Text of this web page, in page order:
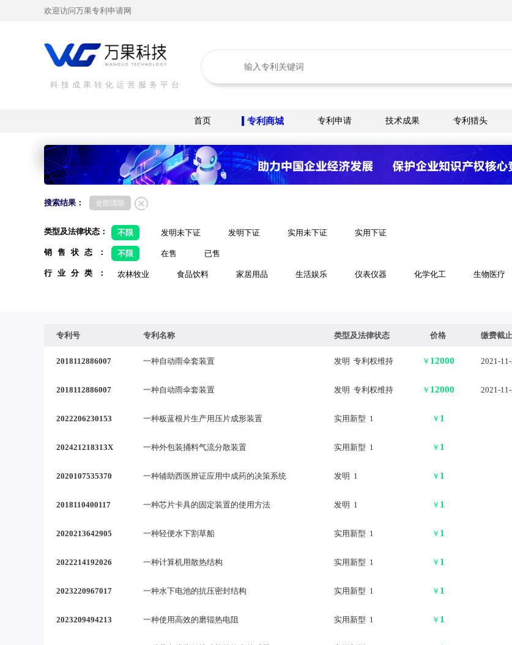
欢迎访问万果专利申请网
科技成果转化运营服务平台
首页 专利商城 专利申请 技术成果 专利猎头
搜索结果： 全部清除
类型及法律状态： 不限 发明未下证 发明下证 实用未下证 实用下证
销售状态： 不限 在售 已售
行业分类： 农林牧业 食品饮料 家居用品 生活娱乐 仪表仪器 化学化工 生物医疗
专利号 专利名称 类型及法律状态 价格 缴费截
2018112886007 一种自动雨伞套装置 发明 专利权维持 ￥ 12000 2021-
2018112886007 一种自动雨伞套装置 发明 专利权维持 ￥ 12000 2021-
2022206230153 一种板蓝根片生产用压片成形装置 实用新型 1 ￥ 1
202421218313X 一种外包装捅料气流分散装置 实用新型 1 ￥ 1
2020107535370 一种辅助西医辨证应用中成药的决策系统 发明 1 ￥ 1
2018110400117 一种芯片卡具的固定装置的使用方法 发明 1 ￥ 1
2020213642905 一种轻便水下割草船 实用新型 1 ￥ 1
2022214192026 一种计算机用散热结构 实用新型 1 ￥ 1
2023220967017 一种水下电池的抗压密封结构 实用新型 1 ￥ 1
2023209494213 一种使用高效的磨辊热电阻 实用新型 1 ￥ 1